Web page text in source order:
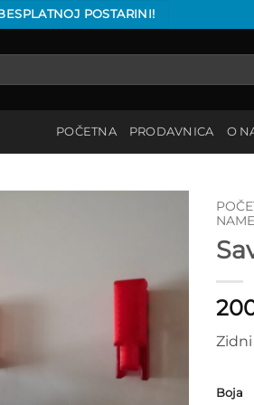
POSTARINI!
POČETNA PRODAVNICA O
Boja